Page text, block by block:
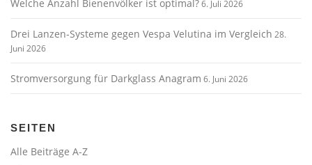
Welche Anzahl Bienenvölker ist optimal?6. Juli 2026
Drei Lanzen-Systeme gegen Vespa Velutina im Vergleich 28.
Juni 2026
Stromversorgung für Darkglass Anagram 6. Juni 2026
SEITEN
Alle Beiträge A-Z